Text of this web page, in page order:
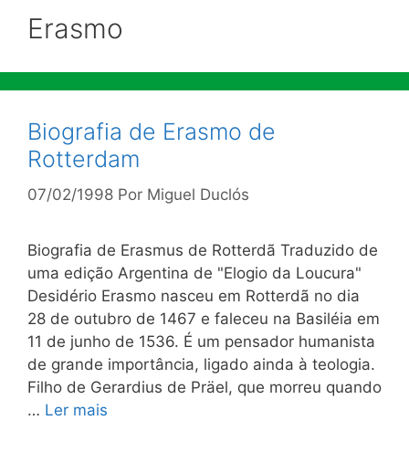
Erasmo
Biografia de Erasmo de
Rotterdam
07/02/1998 Por Miguel Duclós
Biografia de Erasmus de Rotterdã Traduzido de
uma edição Argentina de "Elogio da Loucura"
Desidério Erasmo nasceu em Rotterdã no dia
28 de outubro de 1467 e faleceu na Basiléia em
11 de junho de 1536. É um pensador humanista
de grande importância, ligado ainda à teologia.
Filho de Gerardius de Präel, que morreu quando
… Ler mais